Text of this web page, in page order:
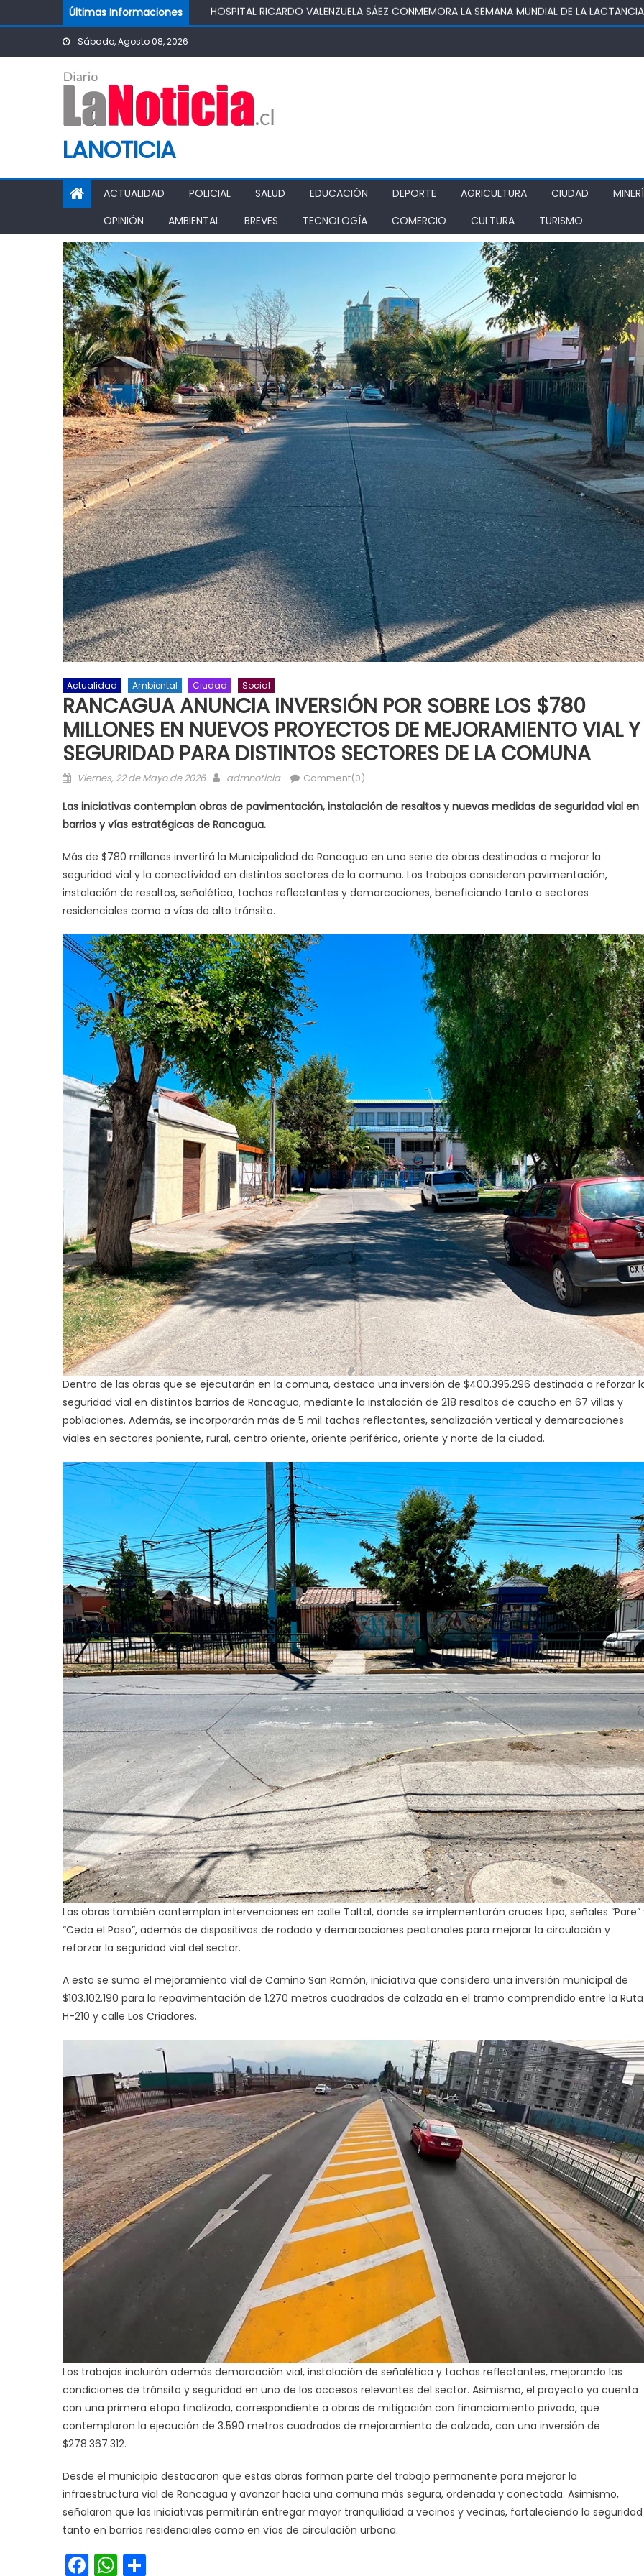
Skip to contentÚltimas Informaciones
IMPULSA AGUA DE AGROSUPER PERMITIRÁ LA CONSTRUCCIÓN DE POZO DEL SSR
POTABLE DE LA COMUNIDAD
PASO PEHUENCHE AVANZA COMO ALTERNATIVA ESTRATÉGICA A LOS LIBERTADORES
SIGUEN LOS CIERRES DE PROSTÍBULOS CLANDESTINOS EN RANCAGUA: NUEVO
PROHIBICIÓN DE FUNCIONAMIENTO
Sábado, Agosto 08, 2026
LANOTICIA
ACTUALIDAD POLICIAL SALUD EDUCACIÓN DEPORTE AGRICULTURA CIUDAD
OPINIÓN
AMBIENTAL BREVES TECNOLOGÍA COMERCIO CULTURA TURISMO
Actualidad Ambiental Ciudad Social
RANCAGUA ANUNCIA INVERSIÓN POR SOBRE LOS $780
MILLONES EN NUEVOS PROYECTOS DE MEJORAMIENTO VIAL Y
SEGURIDAD PARA DISTINTOS SECTORES DE LA COMUNA
Posted on
Viernes, 22 de Mayo de 2026 Author
admnoticia Comment(0)
Las iniciativas contemplan obras de pavimentación, instalación de resaltos y nuevas medidas de seguridad vial en
barrios y vías estratégicas de Rancagua.
Más de $780 millones invertirá la Municipalidad de Rancagua en una serie de obras destinadas a mejorar la
seguridad vial y la conectividad en distintos sectores de la comuna. Los trabajos consideran pavimentación,
instalación de resaltos, señalética, tachas reflectantes y demarcaciones, beneficiando tanto a sectores
residenciales como a vías de alto tránsito.
Dentro de las obras que se ejecutarán en la comuna, destaca una inversión de $400.395.296 destinada a reforzar
seguridad vial en distintos barrios de Rancagua, mediante la instalación de 218 resaltos de caucho en 67 villas y
poblaciones. Además, se incorporarán más de 5 mil tachas reflectantes, señalización vertical y demarcaciones
viales en sectores poniente, rural, centro oriente, oriente periférico, oriente y norte de la ciudad.
Las obras también contemplan intervenciones en calle Taltal, donde se implementarán cruces tipo, señales “Pare”
“Ceda el Paso”, además de dispositivos de rodado y demarcaciones peatonales para mejorar la circulación y
reforzar la seguridad vial del sector.
A esto se suma el mejoramiento vial de Camino San Ramón, iniciativa que considera una inversión municipal de
$103.102.190 para la repavimentación de 1.270 metros cuadrados de calzada en el tramo comprendido entre la Ruta
H-210 y calle Los Criadores.
Los trabajos incluirán además demarcación vial, instalación de señalética y tachas reflectantes, mejorando las
condiciones de tránsito y seguridad en uno de los accesos relevantes del sector. Asimismo, el proyecto ya cuenta
con una primera etapa finalizada, correspondiente a obras de mitigación con financiamiento privado, que
contemplaron la ejecución de 3.590 metros cuadrados de mejoramiento de calzada, con una inversión de
$278.367.312.
Desde el municipio destacaron que estas obras forman parte del trabajo permanente para mejorar la
infraestructura vial de Rancagua y avanzar hacia una comuna más segura, ordenada y conectada. Asimismo,
señalaron que las iniciativas permitirán entregar mayor tranquilidad a vecinos y vecinas, fortaleciendo la seguridad
tanto en barrios residenciales como en vías de circulación urbana.
Facebook
WhatsApp